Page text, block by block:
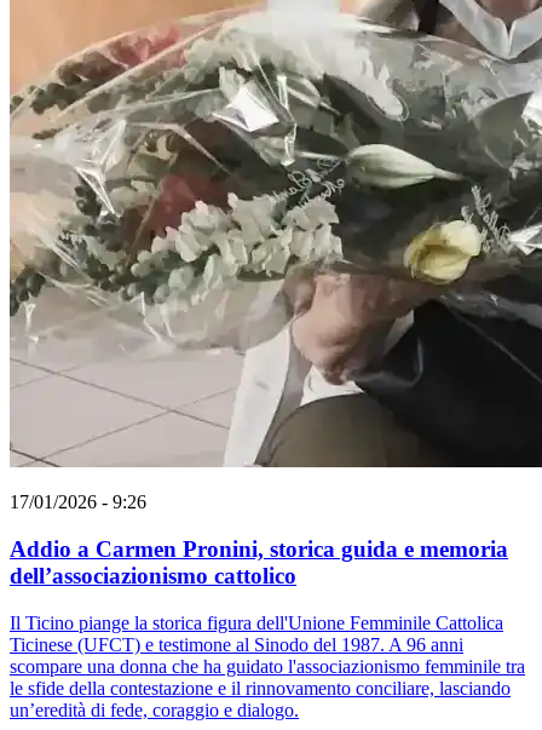
17/01/2026 - 9:26
Addio a Carmen Pronini, storica guida e memoria
dell’associazionismo cattolico
Il Ticino piange la storica figura dell'Unione Femminile Cattolica
Ticinese (UFCT) e testimone al Sinodo del 1987. A 96 anni
scompare una donna che ha guidato l'associazionismo femminile tra
le sfide della contestazione e il rinnovamento conciliare, lasciando
un’eredità di fede, coraggio e dialogo.